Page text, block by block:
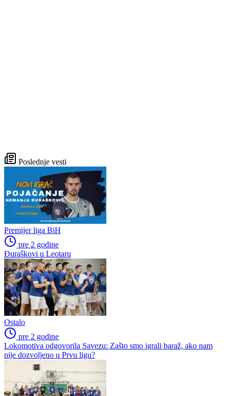
Poslednje vesti
Premijer liga BiH
pre 2 godine
Đuraškovi u Leotaru
Ostalo
pre 2 godine
Lokomotiva odgovorila Savezu: Zašto smo igrali baraž, ako nam
nije dozvoljeno u Prvu ligu?